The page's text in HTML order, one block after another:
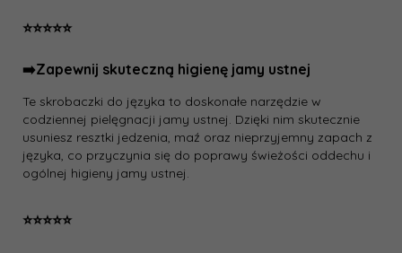
⭐️⭐️⭐️⭐️⭐️
➡️Zapewnij skuteczną higienę jamy ustnej
Te skrobaczki do języka to doskonałe narzędzie w
codziennej pielęgnacji jamy ustnej. Dzięki nim skutecznie
usuniesz resztki jedzenia, maź oraz nieprzyjemny zapach z
języka, co przyczynia się do poprawy świeżości oddechu i
ogólnej higieny jamy ustnej.
⭐️⭐️⭐️⭐️⭐️